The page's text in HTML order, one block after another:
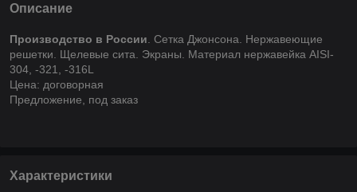
Описание
Производство в России . Сетка Джонсона. Нержавеющие
решетки. Щелевые сита. Экраны. Материал нержавейка AISI-
304, -321, -316L
Цена: договорная
Предложение, под заказ
Характеристики